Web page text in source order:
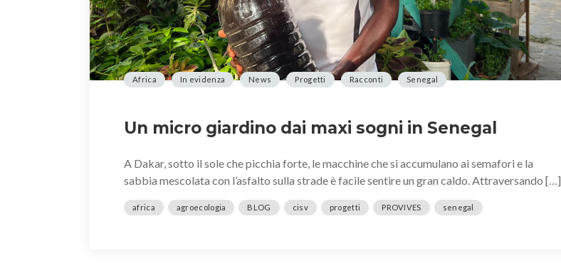
Africa In evidenza News Progetti Racconti Senegal
Un micro giardino dai maxi sogni in Senegal
A Dakar, sotto il sole che picchia forte, le macchine che si accumulano ai semafori e la
sabbia mescolata con l’asfalto sulla strade è facile sentire un gran caldo. Attraversando […]
africa agroecologia BLOG cisv progetti PROVIVES senegal